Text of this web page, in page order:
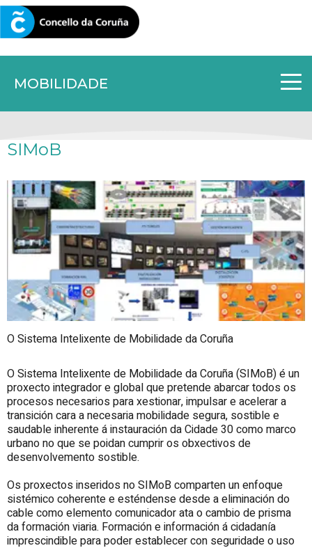
MOBILIDADE
CORUNA.GAL
SIMoB
O Sistema Intelixente de Mobilidade da Coruña
O Sistema Intelixente de Mobilidade da Coruña (SIMoB) é un
proxecto integrador e global que pretende abarcar todos os
procesos necesarios para xestionar, impulsar e acelerar a
transición cara a necesaria mobilidade segura, sostible e
saudable inherente á instauración da Cidade 30 como marco
urbano no que se poidan cumprir os obxectivos de
desenvolvemento sostible.
Os proxectos inseridos no SIMoB comparten un enfoque
sistémico coherente e esténdense desde a eliminación do
cable como elemento comunicador ata o cambio de prisma
da formación viaria. Formación e información á cidadanía
imprescindible para poder establecer con seguridade o uso